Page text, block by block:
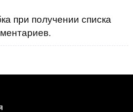
при получении списка